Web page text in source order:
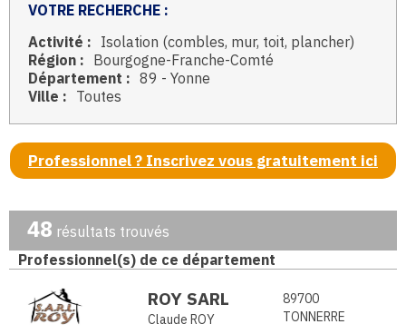
VOTRE RECHERCHE :
Activité : Isolation (combles, mur, toit, plancher)
Région : Bourgogne-Franche-Comté
Département : 89 - Yonne
Ville : Toutes
Professionnel ? Inscrivez vous gratuitement ici
48 résultats trouvés
Professionnel(s) de ce département
ROY SARL
Claude ROY
89700
TONNERRE